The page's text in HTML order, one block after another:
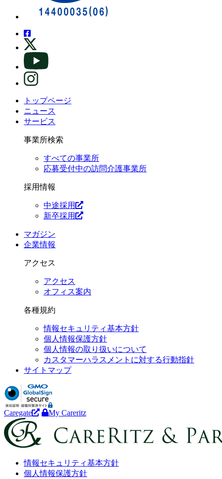
トップページ
ニュース
サービス
事業所検索
すべての事業所
応募受付中の訪問介護事業所
採用情報
中途採用
新卒採用
マガジン
企業情報
アクセス
アクセス
オフィス案内
各種規約
情報セキュリティ基本方針
個人情報保護方針
個人情報の取り扱いについて
カスタマーハラスメントに対する行動指針
サイトマップ
Caregate My Careritz
情報セキュリティ基本方針
個人情報保護方針